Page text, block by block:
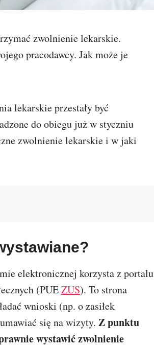
zwolnienie lekarskie.
pracodawcy. Jak może je
lekarskie przestały być
do obiegu już w styczniu
zwolnienie lekarskie i w jaki
elektronicznej korzysta z portalu
(PUEZUS). To strona
wnioski (np. o zasiłek
się na wizyty. Z punktu
wystawić zwolnienie